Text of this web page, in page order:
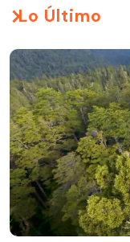
Lo Último